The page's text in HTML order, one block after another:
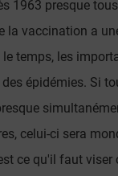
1963 presque
la vaccination a
temps, les
épidémies. Si
celui-ci sera
ce qu'il faut viser